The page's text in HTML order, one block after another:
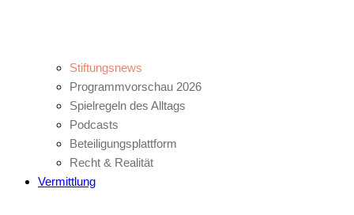
Stiftungsnews
Programmvorschau 2026
Spielregeln des Alltags
Podcasts
Beteiligungsplattform
Recht & Realität
Vermittlung